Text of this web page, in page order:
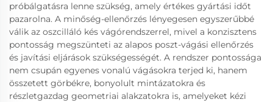
próbálgatásra lenne szükség, amely értékes gyártási időt
pazarolna. A minőség-ellenőrzés lényegesen egyszerűbbé
válik az oszcilláló kés vágórendszerrel, mivel a konzisztens
pontosság megszünteti az alapos poszt-vágási ellenőrzés
és javítási eljárások szükségességét. A rendszer pontossága
nem csupán egyenes vonalú vágásokra terjed ki, hanem
összetett görbékre, bonyolult mintázatokra és
részletgazdag geometriai alakzatokra is, amelyeket kézi